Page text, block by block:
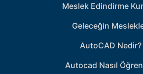
Meslek Edindirme
Geleceğin
AutoCAD Nedir?
Autocad Nasıl